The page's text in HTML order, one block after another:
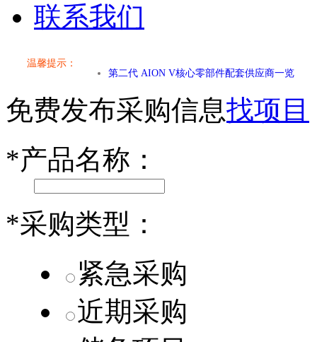
联系我们
温馨提示：
小米SU7核心零部件配套供应商一览
第二代 AION V核心零部件配套供应商一览
小米SU7核心零部件配套供应商一览
第二代 AION V核心零部件配套供应商一览
免费发布采购信息找项目
*产品名称：
*采购类型：
紧急采购
近期采购